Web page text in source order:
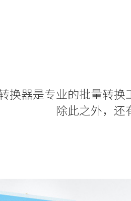
换器是专业的批量转换
除此之外，还